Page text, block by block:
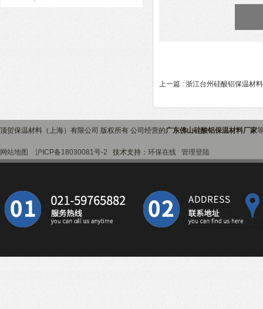
上一篇 : 浙江台州硅酸铝保温材
顶贺保温材料（上海）有限公司 版权所有 公司经营的广东佛山硅酸铝保温材料厂家
网站地图 沪ICP备18030081号-2 技术支持： 环保在线 管理登陆